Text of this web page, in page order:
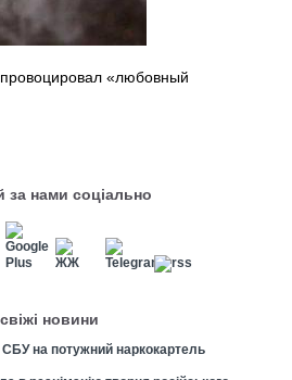
«любовный
за нами соціально
свіжі новини
на потужний наркокартель